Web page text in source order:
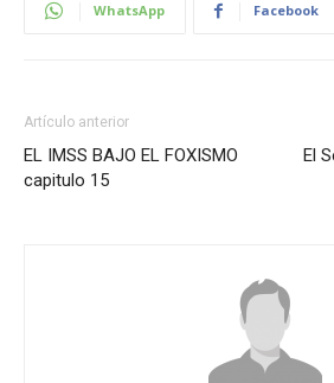
WhatsApp Facebook
Artículo anterior
EL IMSS BAJO EL FOXISMO
capitulo 15
El